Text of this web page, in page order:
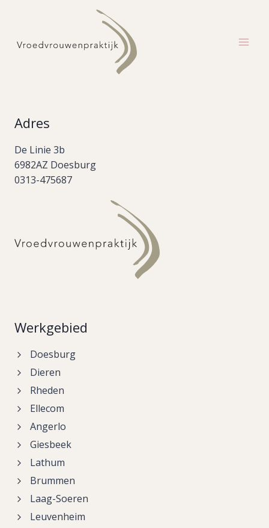
Adres
De Linie 3b
6982AZ Doesburg
0313-475687
Werkgebied
Doesburg
Dieren
Rheden
Ellecom
Angerlo
Giesbeek
Lathum
Brummen
Laag-Soeren
Leuvenheim